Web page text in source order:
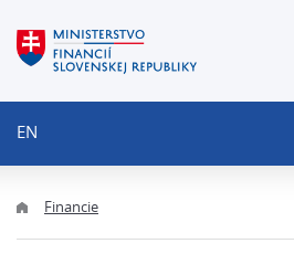
EN
Financie